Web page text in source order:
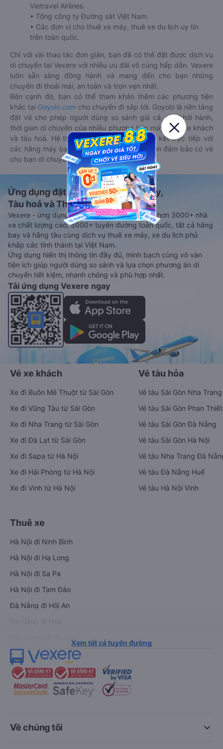
Vietravel Airlines.
• Tổng công ty Đường sắt Việt Nam.
• Các đơn vị cho thuê xe máy, thuê xe du lịch uy tín
trên toàn quốc.
Chỉ với vài thao tác đơn giản, bạn đã có thể đặt được dịch vụ
di chuyển tại Vexere với nhiều ưu đãi vô cùng hấp dẫn. Vexere
luôn sẵn sàng đồng hành và mang đến cho bạn những
chuyến đi thoải mái, an toàn và trọn vẹn nhất.
Bên cạnh đó, bạn có thể tham khảo thêm các phương tiện
khác tại Goyolo.com cho chuyến đi sắp tới. Goyolo là nền tảng
đặt vé cho phép người dùng so sánh giá cả, giờ khởi hành,
thời gian di chuyển của nhiều phương tiện máy bay, xe khách
và tàu hoả. Hệ thống của Goyolo được liên kết trực tiếp với
các hãng máy bay, xe khách và tàu hoả, luôn đảm bảo có vé
cho bạn di chuyển.
Ứng dụng đặt vé Xe khách, Máy bay,
Tàu hoả và Thuê xe
Vexere - ứng dụng đặt vé đa phương tiện với hơn 3000+ nhà
xe chất lượng cao, 5000+ tuyến đường toàn quốc, tất cả hãng
bay và hãng tàu cùng dịch vụ thuê xe máy, xe du lịch phủ
khắp các tỉnh thành tại Việt Nam.
Ứng dụng hiển thị thông tin đầy đủ, minh bạch cùng vô vàn
tiện ích giúp người dùng so sánh và lựa chọn phương án di
chuyển tiết kiệm, nhanh chóng và phù hợp nhất.
Tải ứng dụng Vexere ngay
Vé xe khách
Xe đi Buôn Mê Thuột từ Sài Gòn
Xe đi Vũng Tàu từ Sài Gòn
Xe đi Nha Trang từ Sài Gòn
Xe đi Đà Lạt từ Sài Gòn
Xe đi Sapa từ Hà Nội
Xe đi Hải Phòng từ Hà Nội
Xe đi Vinh từ Hà Nội
Vé tàu hỏa
Vé tàu Sài Gòn Nha Trang
Vé tàu Sài Gòn Phan Thiết
Vé tàu Sài Gòn Đà Nẵng
Vé tàu Sài Gòn Hà Nội
Vé tàu Nha Trang Đà
Vé tàu Đà Nẵng Huế
Vé tàu Hà Nội Vinh
Thuê xe
Hà Nội đi Ninh Bình
Hà Nội đi Hạ Long
Hà Nội đi Sa Pa
Hà Nội đi Tam Đảo
Đà Nẵng đi Hội An
Xem tất cả tuyến đường
keyboard_arrow_down
Về chúng tôi